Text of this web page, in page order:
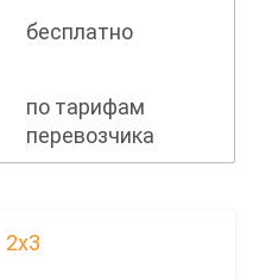
бесплатно
по тарифам
перевозчика
2x3